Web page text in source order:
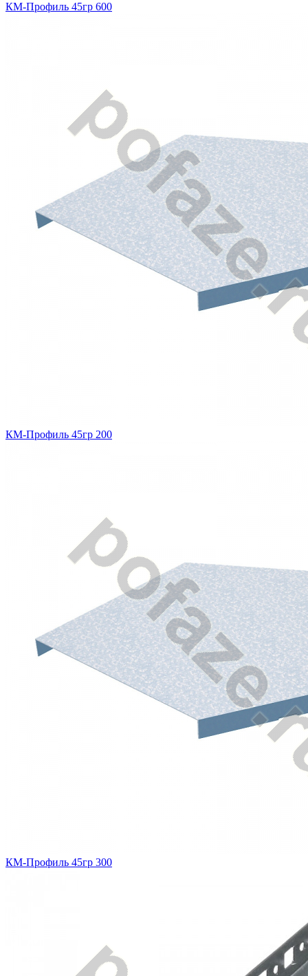
КМ-Профиль 45гр 600
КМ-Профиль 45гр 200
КМ-Профиль 45гр 300